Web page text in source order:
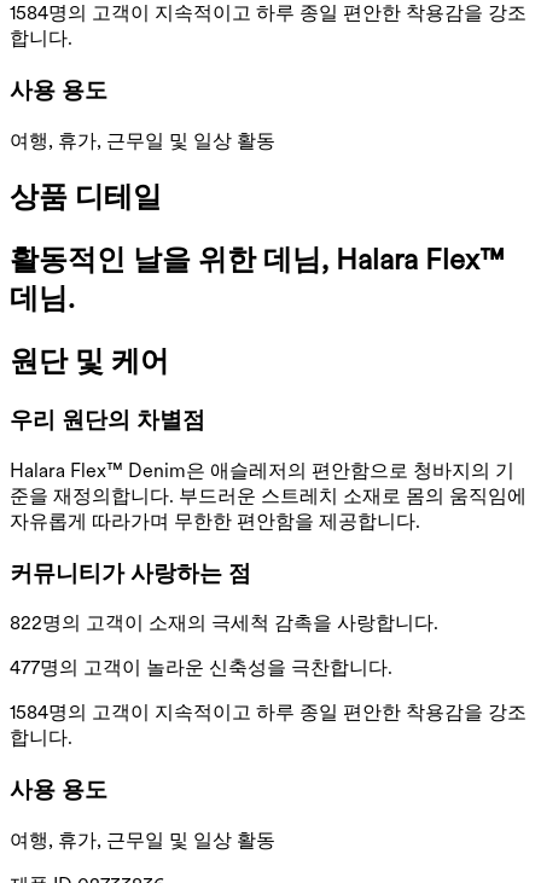
1584명의 고객이 지속적이고 하루 종일 편안한 착용감을 강조
합니다.
사용 용도
여행, 휴가, 근무일 및 일상 활동
상품 디테일
활동적인 날을 위한 데님, Halara Flex™
데님.
원단 및 케어
우리 원단의 차별점
Halara Flex™ Denim은 애슬레저의 편안함으로 청바지의 기
준을 재정의합니다. 부드러운 스트레치 소재로 몸의 움직임에
자유롭게 따라가며 무한한 편안함을 제공합니다.
커뮤니티가 사랑하는 점
822명의 고객이 소재의 극세척 감촉을 사랑합니다.
477명의 고객이 놀라운 신축성을 극찬합니다.
1584명의 고객이 지속적이고 하루 종일 편안한 착용감을 강조
합니다.
사용 용도
여행, 휴가, 근무일 및 일상 활동